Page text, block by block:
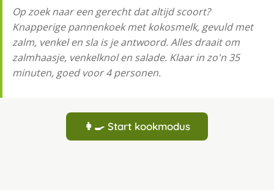
Op zoek naar een gerecht dat altijd scoort?
Knapperige pannenkoek met kokosmelk, gevuld met
zalm, venkel en sla is je antwoord. Alles draait om
zalmhaasje, venkelknol en salade. Klaar in zo'n 35
minuten, goed voor 4 personen.
👩‍🍳 Start kookmodus